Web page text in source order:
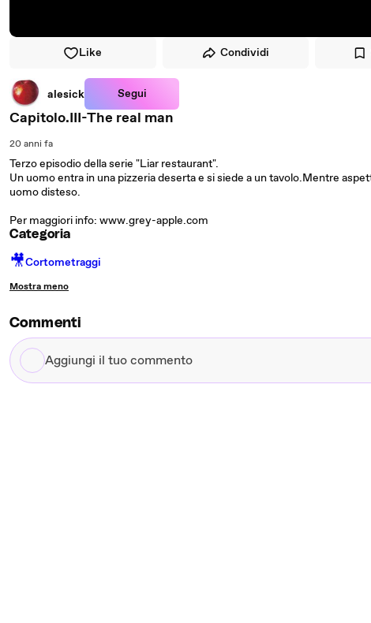
Like Condividi
alesick Segui
Capitolo.III-The real man
20 anni fa
Terzo episodio della serie "Liar restaurant".
Un uomo entra in una pizzeria deserta e si siede a un tavolo.Mentre
uomo disteso.
Per maggiori info: www.grey-apple.com
Categoria
🎥Cortometraggi
Mostra meno
Commenti
Aggiungi
il